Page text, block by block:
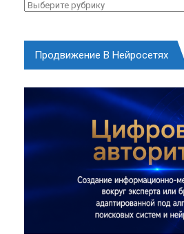
Рубрики
Продвижение В Нейросетях